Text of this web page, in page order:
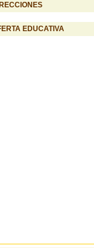
EDUCATIVA